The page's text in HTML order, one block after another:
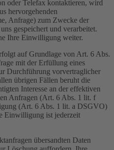
oder Telefax kontaktieren, wird
hervorgehenden
Anfrage) zum Zwecke der
gespeichert und verarbeitet.
Ihre Einwilligung weiter.
auf Grundlage von Art. 6 Abs.
mit der Erfüllung eines
Durchführung vorvertraglicher
übrigen Fällen beruht die
Interesse an der effektiven
Anfragen (Art. 6 Abs. 1 lit. f
(Art. 6 Abs. 1 lit. a DSGVO)
Einwilligung ist jederzeit
übersandten Daten